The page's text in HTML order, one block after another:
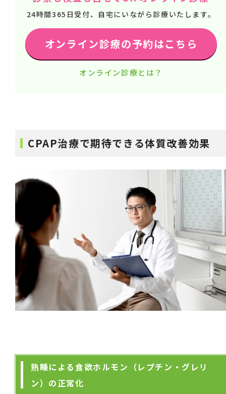
24時間365日受付、自宅にいながら診療いたします。
オンライン診療の予約はこちら
オンライン診療とは？
CPAP治療で期待できる体質改善効果
熟睡による食欲ホルモン（レプチン・グレリ
ン）の正常化